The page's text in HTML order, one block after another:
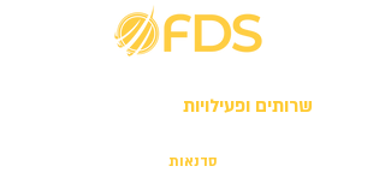
שרותים ופעילויות
סדנאות